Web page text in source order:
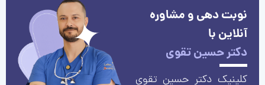
نوبت دهی و مشاوره
آنلاین با
دکتر حسین تقوی
کلینیک دکتر حسین تقوی